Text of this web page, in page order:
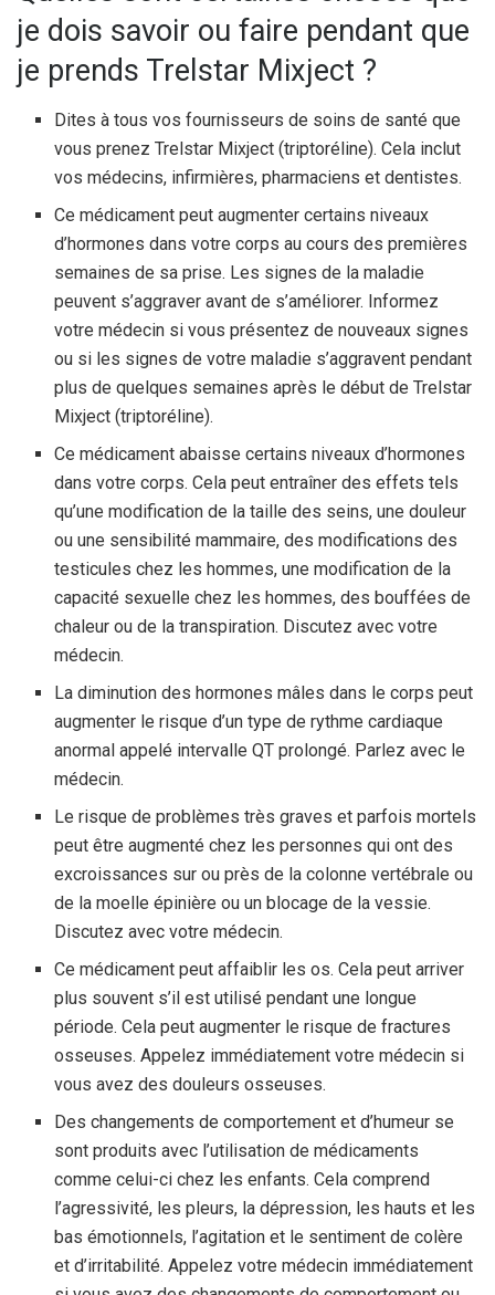
je dois savoir ou faire pendant que
je prends Trelstar Mixject ?
Dites à tous vos fournisseurs de soins de santé que
vous prenez Trelstar Mixject (triptoréline). Cela inclut
vos médecins, infirmières, pharmaciens et dentistes.
Ce médicament peut augmenter certains niveaux
d’hormones dans votre corps au cours des premières
semaines de sa prise. Les signes de la maladie
peuvent s’aggraver avant de s’améliorer. Informez
votre médecin si vous présentez de nouveaux signes
ou si les signes de votre maladie s’aggravent pendant
plus de quelques semaines après le début de Trelstar
Mixject (triptoréline).
Ce médicament abaisse certains niveaux d’hormones
dans votre corps. Cela peut entraîner des effets tels
qu’une modification de la taille des seins, une douleur
ou une sensibilité mammaire, des modifications des
testicules chez les hommes, une modification de la
capacité sexuelle chez les hommes, des bouffées de
chaleur ou de la transpiration. Discutez avec votre
médecin.
La diminution des hormones mâles dans le corps peut
augmenter le risque d’un type de rythme cardiaque
anormal appelé intervalle QT prolongé. Parlez avec le
médecin.
Le risque de problèmes très graves et parfois mortels
peut être augmenté chez les personnes qui ont des
excroissances sur ou près de la colonne vertébrale ou
de la moelle épinière ou un blocage de la vessie.
Discutez avec votre médecin.
Ce médicament peut affaiblir les os. Cela peut arriver
plus souvent s’il est utilisé pendant une longue
période. Cela peut augmenter le risque de fractures
osseuses. Appelez immédiatement votre médecin si
vous avez des douleurs osseuses.
Des changements de comportement et d’humeur se
sont produits avec l’utilisation de médicaments
comme celui-ci chez les enfants. Cela comprend
l’agressivité, les pleurs, la dépression, les hauts et les
bas émotionnels, l’agitation et le sentiment de colère
et d’irritabilité. Appelez votre médecin immédiatement